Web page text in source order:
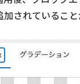
されていること